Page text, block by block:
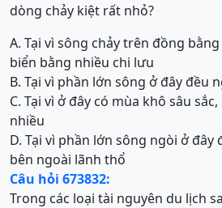
dòng chảy kiệt rất nhỏ?
A. Tại vì sông chảy trên đồng
biển bằng nhiều chi lưu
B. Tại vì phần lớn sông ở đây đều
C. Tại vì ở đây có mùa khô sâu
nhiều
D. Tại vì phần lớn sông ngòi ở
bên ngoài lãnh thổ
Câu hỏi 673832:
Trong các loại tài nguyên du lịch